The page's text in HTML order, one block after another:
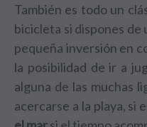
También es todo un
bicicleta si dispones de
pequeña inversión en
la posibilidad de ir a
alguna de las muchas
acercarse a la playa, si